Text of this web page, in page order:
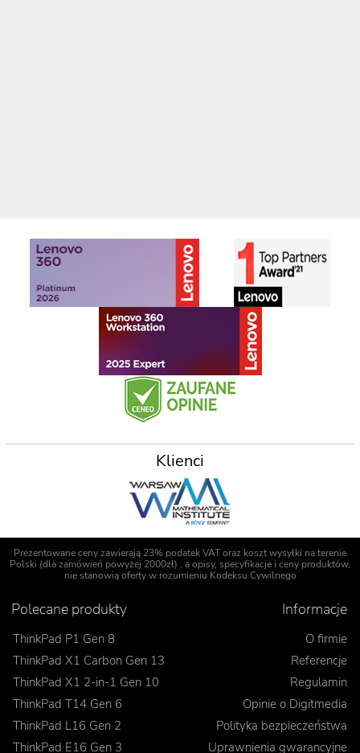
Klienci
Prezentowane ceny zawierają 23% podatek VAT oraz koszt wysyłki na terenie
Polski (dla zamówień powyżej 2000zł) , a opisy, specyfikacje i ceny produktów,
nie stanowią oferty w rozumieniu Kodeksu Cywilnego
Polecane produkty
ThinkPad P1 Gen 8
ThinkPad X1 Carbon Gen 13
ThinkPad X1 2-in-1 Gen 10
ThinkPad T14 Gen 6
ThinkPad L16 Gen 2
ThinkPad E16 Gen 3
Informacje
O firmie
Referencje
Regulamin
Opinie o Digitmedia
Polityka bezpieczeństwa
Uprawnienia gwarancyjne